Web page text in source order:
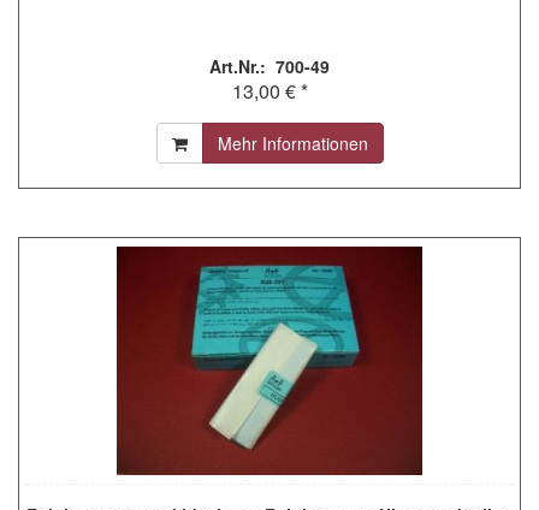
Art.Nr.: 700-49
13,00 € *
Mehr Informationen